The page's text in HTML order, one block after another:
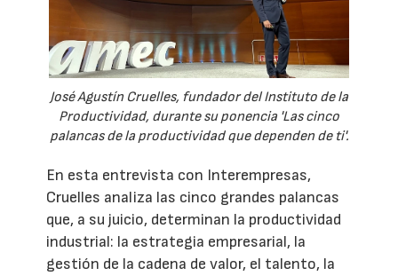
José Agustín Cruelles, fundador del Instituto de la
Productividad, durante su ponencia 'Las cinco
palancas de la productividad que dependen de ti'.
En esta entrevista con Interempresas,
Cruelles analiza las cinco grandes palancas
que, a su juicio, determinan la productividad
industrial: la estrategia empresarial, la
gestión de la cadena de valor, el talento, la